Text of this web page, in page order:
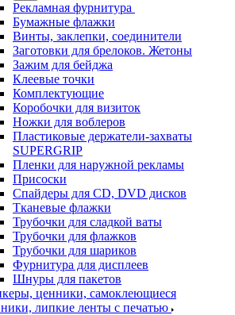
Рекламная фурнитура
Бумажные флажки
Винты, заклепки, соединители
Заготовки для брелоков. Жетоны
Зажим для бейджа
Клеевые точки
Комплектующие
Коробочки для визиток
Ножки для воблеров
Пластиковые держатели-захваты
SUPERGRIP
Пленки для наружной рекламы
Присоски
Спайдеры для CD, DVD дисков
Тканевые флажки
Трубочки для сладкой ваты
Трубочки для флажков
Трубочки для шариков
Фурнитура для дисплеев
Шнуры для пакетов
ценники, самоклеющиеся
липкие ленты с печатью